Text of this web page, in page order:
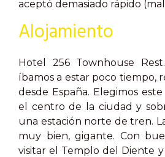
aceptó demasiado rápido
Alojamiento
Hotel 256 Townhouse
íbamos a estar poco tiempo,
desde España. Elegimos
el centro de la ciudad y
una estación norte de tren.
muy bien, gigante. Con
visitar el Templo del Diente